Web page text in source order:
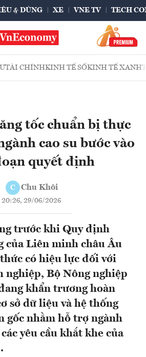
& DÙNG XE VNE TV TECH
TÀI CHÍNHKINH TẾ SỐKINH TẾ XANH
tốc chuẩn bị thực
cao su bước vào
quyết định
C Chu Khôi
20:26, 29/06/2026
trước khi Quy định
của Liên minh châu Âu
có hiệu lực đối với
nghiệp, Bộ Nông nghiệp
khẩn trương hoàn
sở dữ liệu và hệ thống
gốc nhằm hỗ trợ ngành
yêu cầu khắt khe của